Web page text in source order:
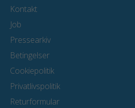
Kontakt
Job
Pressearkiv
Betingelser
Cookiepolitik
Privatlivspolitik
Returformular